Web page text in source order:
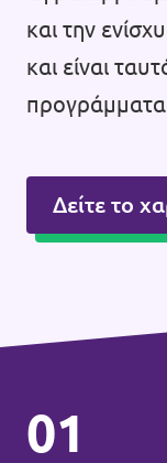
και την
και είναι
Δείτε το
01